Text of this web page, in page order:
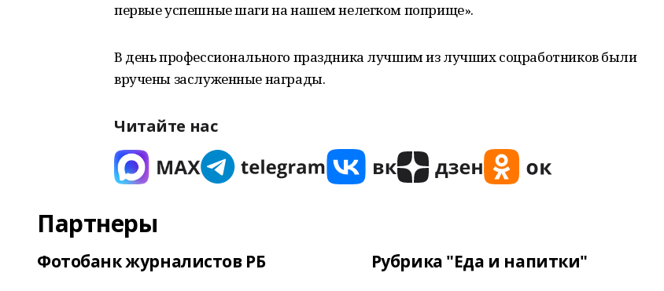
первые успешные шаги на нашем нелегком поприще».
В день профессионального праздника лучшим из лучших соцработников были
вручены заслуженные награды.
Читайте нас
Партнеры
Фотобанк журналистов РБ Рубрика "Еда и напитки"